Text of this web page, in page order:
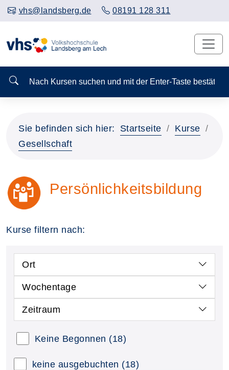
vhs@landsberg.de 08191 128 311
Nach Kursen suchen und mit der Enter-Taste
Sie befinden sich hier: Startseite
Kurse
Gesellschaft
Persönlichkeitsbildung
Kurse filtern nach:
Ort
Wochentage
Zeitraum
Keine Begonnen (18)
keine ausgebuchten (18)